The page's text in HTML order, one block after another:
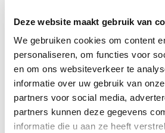
Deze website maakt gebruik van
We gebruiken cookies om content
personaliseren, om functies voor
en om ons websiteverkeer te
informatie over uw gebruik van
partners voor social media,
partners kunnen deze gegevens
informatie die u aan ze heeft
GERELATEERDE